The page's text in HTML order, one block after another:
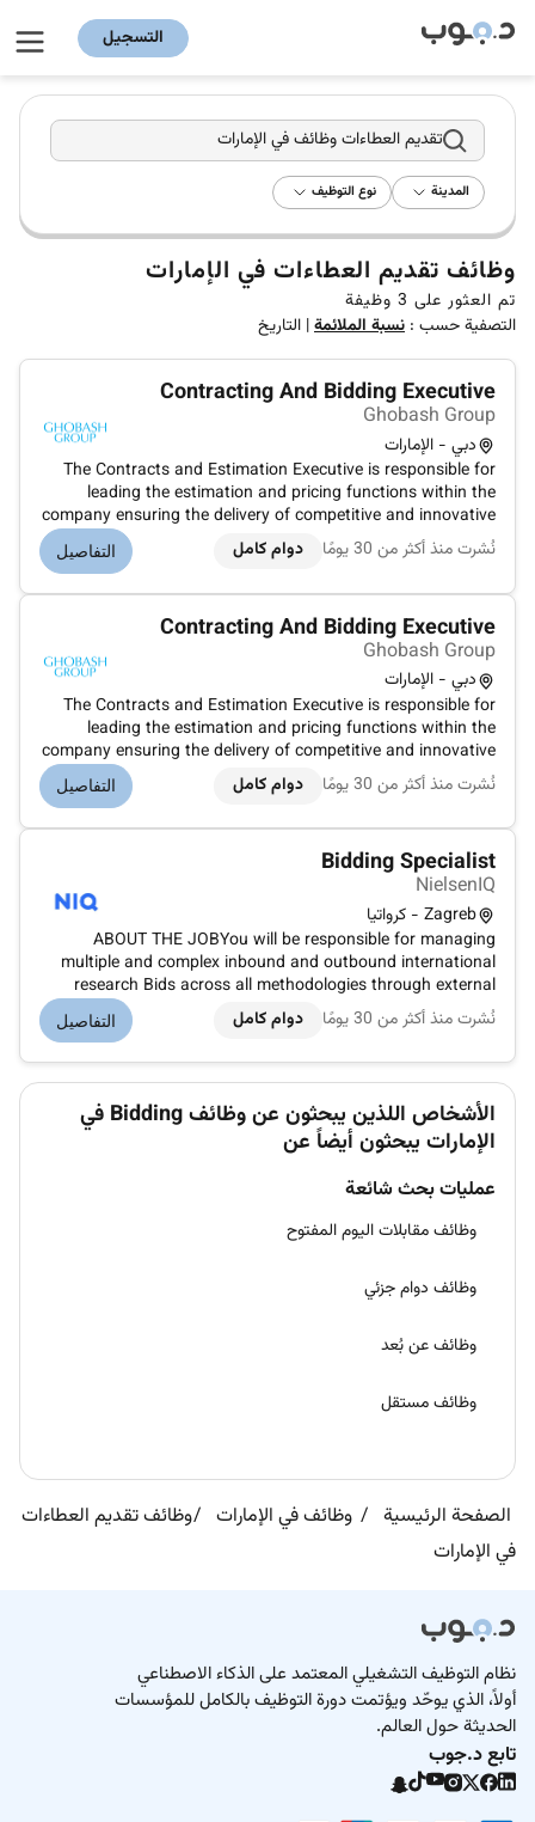
التسجيل
تقديم العطاءات وظائف في الإمارات
المدينة نوع التوظيف
وظائف تقديم العطاءات في الإمارات
تم العثور على 3 وظيفة
التصفية حسب : نسبة الملائمة| التاريخ
Contracting And Bidding Executive
Ghobash Group
دبي - الإمارات
The Contracts and Estimation Executive is responsible for
leading the estimation and pricing functions within the
company ensuring the delivery of competitive and innovative
bids to enhance business growth and maintain client
relationships. This role involves Quantity Surveying and
نُشرت منذ أكثر من 30 يومًا دوام كامل التفاصيل
Contracting And Bidding Executive
Ghobash Group
دبي - الإمارات
The Contracts and Estimation Executive is responsible for
leading the estimation and pricing functions within the
company ensuring the delivery of competitive and innovative
bids to enhance business growth and maintain client
relationships. This role involves Quantity Surveying and
نُشرت منذ أكثر من 30 يومًا دوام كامل التفاصيل
Bidding Specialist
NielsenIQ
Zagreb - كرواتيا
ABOUT THE JOBYou will be responsible for managing
multiple and complex inbound and outbound international
research Bids across all methodologies through external
vendors and internal Operations departments. Youll stay
focused in order to ensure the Bid is executed within budget
نُشرت منذ أكثر من 30 يومًا دوام كامل التفاصيل
الأشخاص اللذين يبحثون عن وظائف Bidding في
الإمارات يبحثون أيضاً عن
عمليات بحث شائعة
وظائف مقابلات اليوم المفتوح
وظائف دوام جزئي
وظائف عن بُعد
وظائف مستقل
الصفحة الرئيسية وظائف في الإمارات
وظائف تقديم العطاءات
في الإمارات
نظام التوظيف التشغيلي المعتمد على الذكاء الاصطناعي
أولاً، الذي يوحّد ويؤتمت دورة التوظيف بالكامل للمؤسسات
الحديثة حول العالم.
تابع د.جوب